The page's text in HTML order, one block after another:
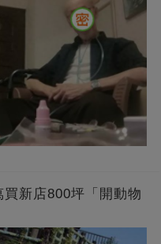
新店800坪「開動物